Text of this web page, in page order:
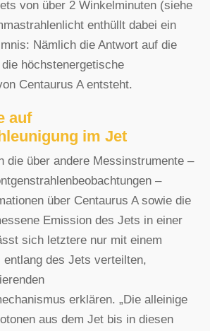
von über 2 Winkelminuten (siehe
enthüllt dabei ein
Nämlich die Antwort auf die
höchstenergetische
Centaurus A entsteht.
auf
im Jet
die über andere Messinstrumente –
–
über Centaurus A sowie die
Emission des Jets in einer
sich letztere nur mit einem
des Jets verteilten,
erklären. „Die alleinige
aus dem Jet bis in diesen